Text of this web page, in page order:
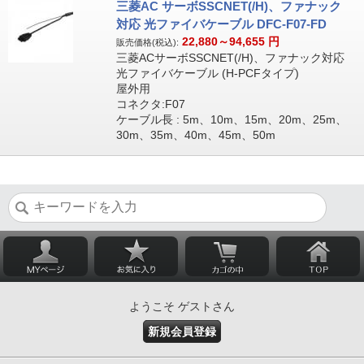
三菱AC サーボSSCNET(/H)、ファナック
対応 光ファイバケーブル DFC-F07-FD
販売価格(税込): 22,880～94,655 円
三菱ACサーボSSCNET(/H)、ファナック対応
光ファイバケーブル (H-PCFタイプ)
屋外用
コネクタ:F07
ケーブル長 : 5m、10m、15m、20m、25m、
30m、35m、40m、45m、50m
ようこそ ゲストさん
新規会員登録